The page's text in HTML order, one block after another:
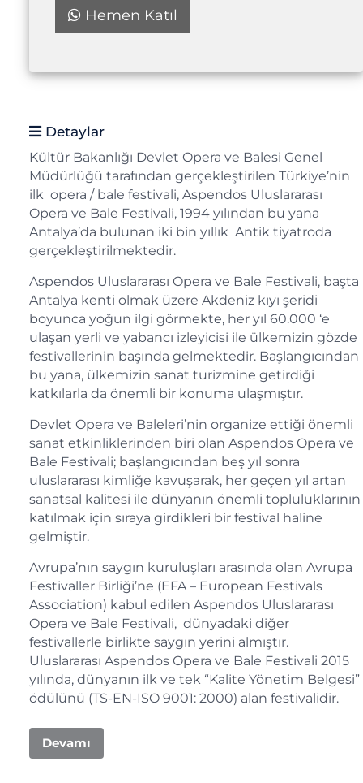
Hemen Katıl
Detaylar
Kültür Bakanlığı Devlet Opera ve Balesi Genel
Müdürlüğü tarafından gerçekleştirilen Türkiye’nin
ilk opera / bale festivali, Aspendos Uluslararası
Opera ve Bale Festivali, 1994 yılından bu yana
Antalya’da bulunan iki bin yıllık Antik tiyatroda
gerçekleştirilmektedir.
Aspendos Uluslararası Opera ve Bale Festivali, başta
Antalya kenti olmak üzere Akdeniz kıyı şeridi
boyunca yoğun ilgi görmekte, her yıl 60.000 ‘e
ulaşan yerli ve yabancı izleyicisi ile ülkemizin gözde
festivallerinin başında gelmektedir. Başlangıcından
bu yana, ülkemizin sanat turizmine getirdiği
katkılarla da önemli bir konuma ulaşmıştır.
Devlet Opera ve Baleleri’nin organize ettiği önemli
sanat etkinliklerinden biri olan Aspendos Opera ve
Bale Festivali; başlangıcından beş yıl sonra
uluslararası kimliğe kavuşarak, her geçen yıl artan
sanatsal kalitesi ile dünyanın önemli topluluklarının
katılmak için sıraya girdikleri bir festival haline
gelmiştir.
Avrupa’nın saygın kuruluşları arasında olan Avrupa
Festivaller Birliği’ne (EFA – European Festivals
Association) kabul edilen Aspendos Uluslararası
Opera ve Bale Festivali, dünyadaki diğer
festivallerle birlikte saygın yerini almıştır.
Uluslararası Aspendos Opera ve Bale Festivali 2015
yılında, dünyanın ilk ve tek “Kalite Yönetim Belgesi”
ödülünü (TS-EN-ISO 9001: 2000) alan festivalidir.
Devamı